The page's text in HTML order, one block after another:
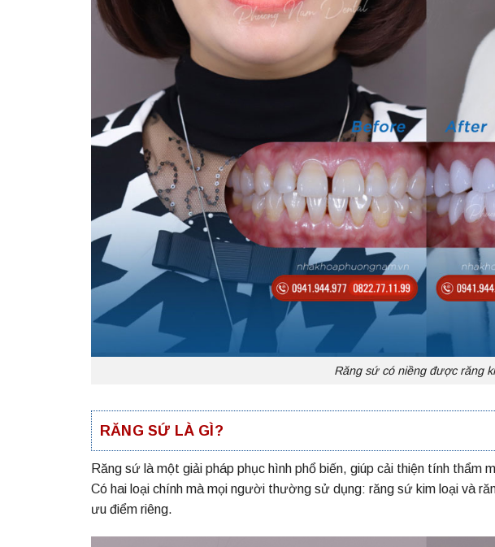
Răng sứ có niềng được răng
RĂNG SỨ LÀ GÌ?
Răng sứ là một giải pháp phục hình phổ biến, giúp cải thiện tính thẩm
Có hai loại chính mà mọi người thường sử dụng: răng sứ kim loại và
ưu điểm riêng.